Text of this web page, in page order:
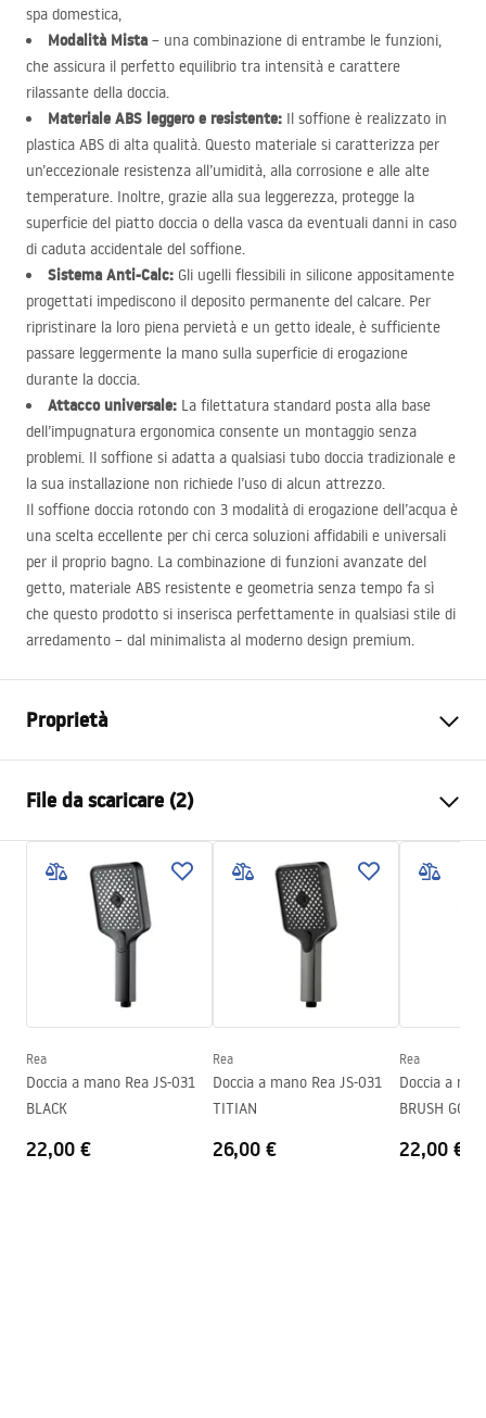
spa domestica,
Modalità Mista – una combinazione di entrambe le funzioni,
che assicura il perfetto equilibrio tra intensità e carattere
rilassante della doccia.
Materiale ABS leggero e resistente: Il soffione è realizzato in
plastica ABS di alta qualità. Questo materiale si caratterizza per
un’eccezionale resistenza all’umidità, alla corrosione e alle alte
temperature. Inoltre, grazie alla sua leggerezza, protegge la
superficie del piatto doccia o della vasca da eventuali danni in caso
di caduta accidentale del soffione.
Sistema Anti-Calc: Gli ugelli flessibili in silicone appositamente
progettati impediscono il deposito permanente del calcare. Per
ripristinare la loro piena pervietà e un getto ideale, è sufficiente
passare leggermente la mano sulla superficie di erogazione
durante la doccia.
Attacco universale: La filettatura standard posta alla base
dell’impugnatura ergonomica consente un montaggio senza
problemi. Il soffione si adatta a qualsiasi tubo doccia tradizionale e
la sua installazione non richiede l’uso di alcun attrezzo.
Il soffione doccia rotondo con 3 modalità di erogazione dell’acqua è
una scelta eccellente per chi cerca soluzioni affidabili e universali
per il proprio bagno. La combinazione di funzioni avanzate del
getto, materiale ABS resistente e geometria senza tempo fa sì
che questo prodotto si inserisca perfettamente in qualsiasi stile di
arredamento – dal minimalista al moderno design premium.
Proprietà
Materiale
Metodo di installazione
A vite
Larghezza
110mm
mm
24 mesi
File da scaricare (2)
Pielęgnacja
Pielęgnacja.pdf
Warranty_Terms_and_Conditions_Accessories_-_24.pdf
Rea
Doccia a mano Rea JS-031
BLACK
22,00 €
Rea
Doccia a mano Rea JS-031
TITIAN
26,00 €
Rea
Doccia a
BRUSH GOLD
22,00 €